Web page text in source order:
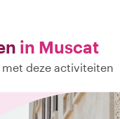
in Muscat
deze activiteiten